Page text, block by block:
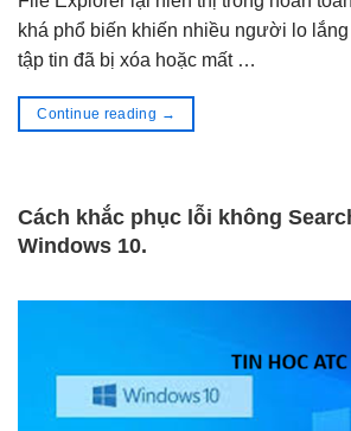
khá phổ biến khiến nhiều người lo
tập tin đã bị xóa hoặc mất …
Continue reading →
Cách khắc phục lỗi không
Windows 10.